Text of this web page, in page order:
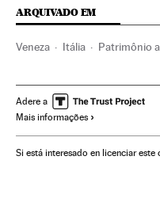
ARQUIVADO EM
Veneza Itália Patrimônio
Cultura Arte
Adere a
Mais informações
Si está interesado en licenciar